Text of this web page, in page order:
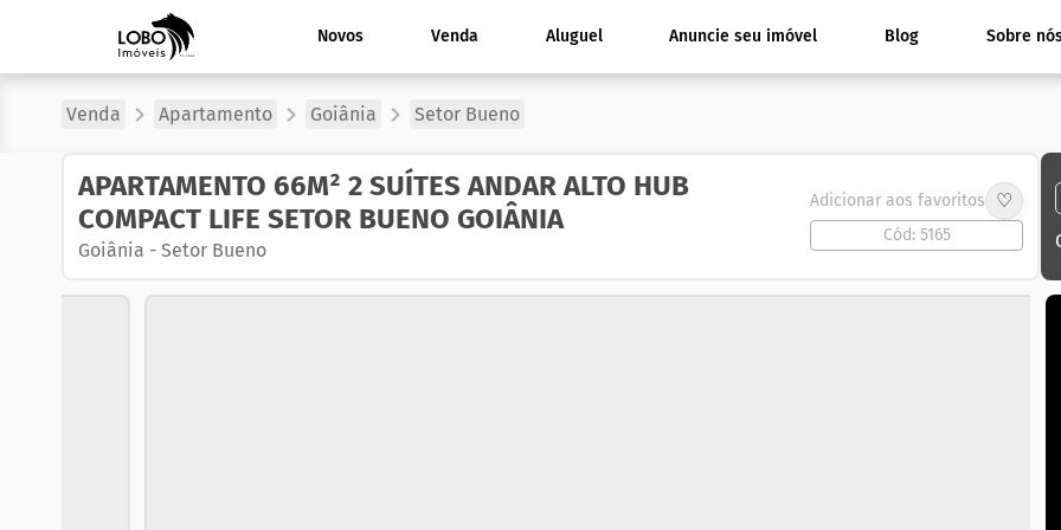
Novos Venda Aluguel Anuncie seu imóvel Blog Sobre
Venda Apartamento Goiânia Setor Bueno
APARTAMENTO 66M² 2 SUÍTES ANDAR ALTO HUB
COMPACT LIFE SETOR BUENO GOIÂNIA
Goiânia - Setor Bueno
Adicionar aos favoritos ♡
Cód: 5165